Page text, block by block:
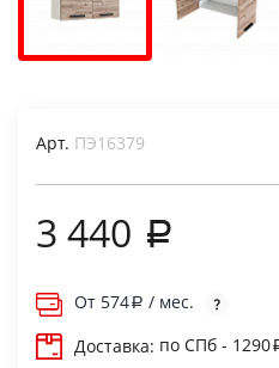
Арт. ПЭ16379
3 440
От 574
/ мес.
Доставка: по СПб - 1290